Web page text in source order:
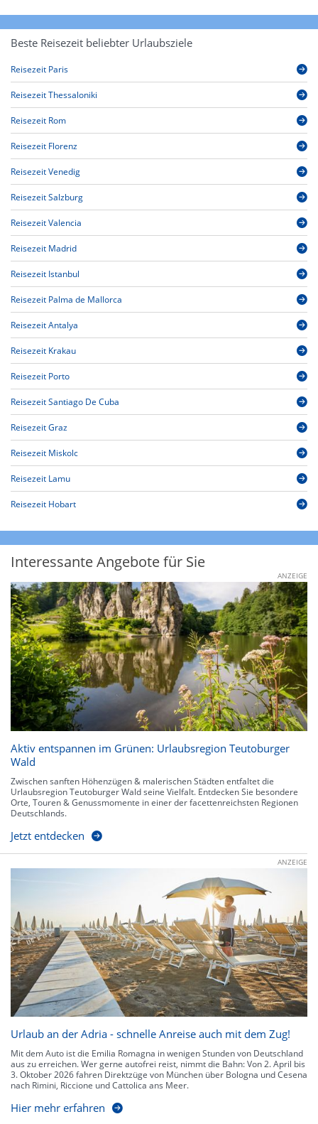
Beste Reisezeit beliebter Urlaubsziele
Reisezeit Paris
Reisezeit Thessaloniki
Reisezeit Rom
Reisezeit Florenz
Reisezeit Venedig
Reisezeit Salzburg
Reisezeit Valencia
Reisezeit Madrid
Reisezeit Istanbul
Reisezeit Palma de Mallorca
Reisezeit Antalya
Reisezeit Krakau
Reisezeit Porto
Reisezeit Santiago De Cuba
Reisezeit Graz
Reisezeit Miskolc
Reisezeit Lamu
Reisezeit Hobart
Interessante Angebote für Sie
ANZEIGE
Aktiv entspannen im Grünen: Urlaubsregion Teutoburger
Wald
Zwischen sanften Höhenzügen & malerischen Städten entfaltet die
Urlaubsregion Teutoburger Wald seine Vielfalt. Entdecken Sie besondere
Orte, Touren & Genussmomente in einer der facettenreichsten Regionen
Deutschlands.
Jetzt entdecken
ANZEIGE
Urlaub an der Adria - schnelle Anreise auch mit dem Zug!
Mit dem Auto ist die Emilia Romagna in wenigen Stunden von Deutschland
aus zu erreichen. Wer gerne autofrei reist, nimmt die Bahn: Von 2. April bis
3. Oktober 2026 fahren Direktzüge von München über Bologna und Cesena
nach Rimini, Riccione und Cattolica ans Meer.
Hier mehr erfahren